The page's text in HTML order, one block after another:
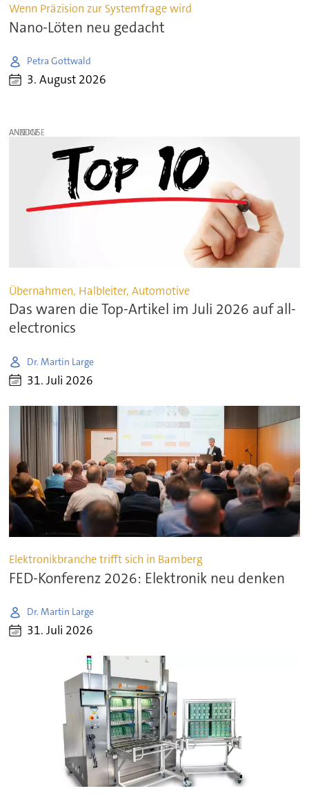
Wenn Präzision zur Systemfrage wird
Nano-Löten neu gedacht
Petra Gottwald
3. August 2026
ANZEIGE
Übernahmen, Halbleiter, Automotive
Das waren die Top-Artikel im Juli 2026 auf all-
electronics
Dr. Martin Large
31. Juli 2026
Elektronikbranche trifft sich in Bamberg
FED-Konferenz 2026: Elektronik neu denken
Dr. Martin Large
31. Juli 2026